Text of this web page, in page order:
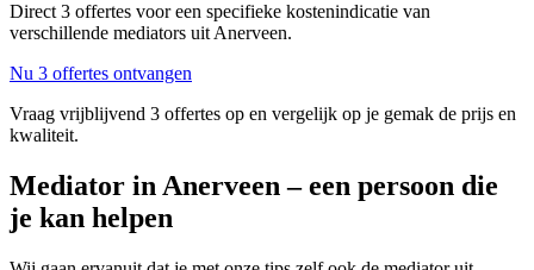
Direct 3 offertes voor een specifieke kostenindicatie van
verschillende mediators uit Anerveen.
Nu 3 offertes ontvangen
Vraag vrijblijvend 3 offertes op en vergelijk op je gemak de prijs en
kwaliteit.
Mediator in Anerveen – een persoon die
je kan helpen